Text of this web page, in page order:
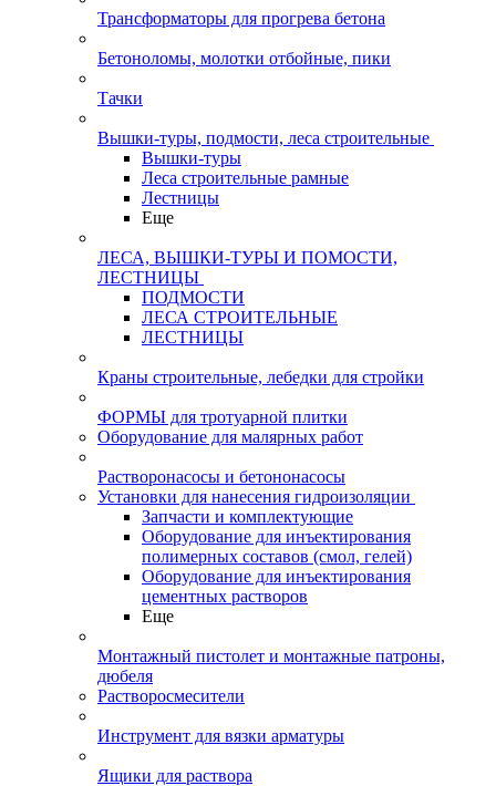
Трансформаторы для прогрева бетона
Бетоноломы, молотки отбойные, пики
Тачки
Вышки-туры, подмости, леса строительные
Вышки-туры
Леса строительные рамные
Лестницы
Еще
ЛЕСА, ВЫШКИ-ТУРЫ И ПОМОСТИ,
ЛЕСТНИЦЫ
ПОДМОСТИ
ЛЕСА СТРОИТЕЛЬНЫЕ
ЛЕСТНИЦЫ
Краны строительные, лебедки для стройки
ФОРМЫ для тротуарной плитки
Оборудование для малярных работ
Растворонасосы и бетононасосы
Установки для нанесения гидроизоляции
Запчасти и комплектующие
Оборудование для инъектирования
полимерных составов (смол, гелей)
Оборудование для инъектирования
цементных растворов
Еще
Монтажный пистолет и монтажные патроны,
дюбеля
Растворосмесители
Инструмент для вязки арматуры
Ящики для раствора